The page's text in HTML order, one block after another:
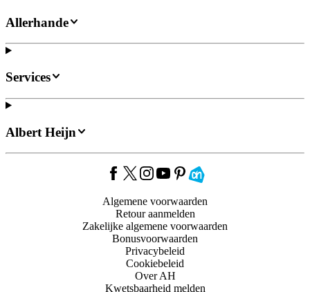
Allerhande
Services
Albert Heijn
Algemene voorwaarden
Retour aanmelden
Zakelijke algemene voorwaarden
Bonusvoorwaarden
Privacybeleid
Cookiebeleid
Over AH
Kwetsbaarheid melden